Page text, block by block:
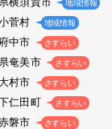
地域情報
菅村 地域情報
中市 さすらい
奄美市 さすらい
村市 さすらい
仁田町 さすらい
磐市 さすらい